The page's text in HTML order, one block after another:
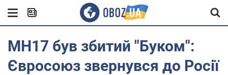
MH17 був збитий "Буком":
Євросоюз звернувся до Росії